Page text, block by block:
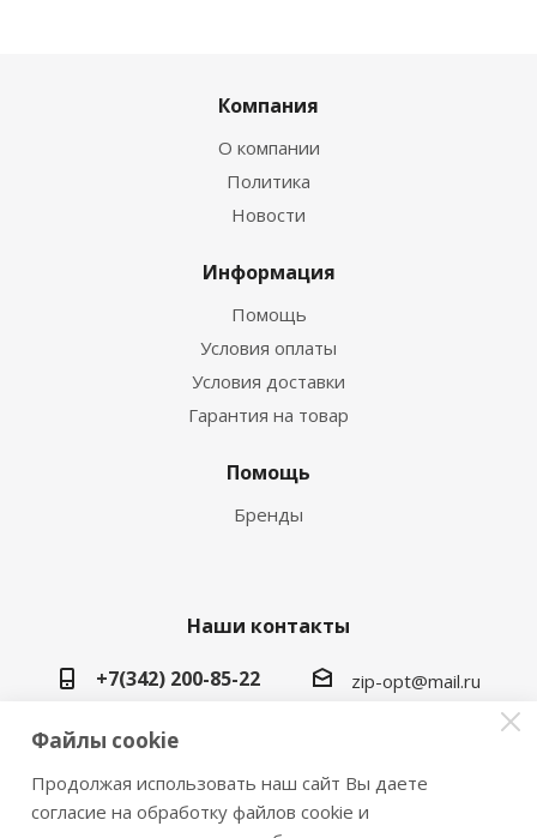
Компания
О компании
Политика
Новости
Информация
Помощь
Условия оплаты
Условия доставки
Гарантия на товар
Помощь
Бренды
Наши контакты
+7(342) 200-85-22
zip-opt@mail.ru
г. Пермь, ул. Васильева, 5в
Файлы cookie
Продолжая использовать наш сайт Вы даете
согласие на обработку файлов cookie и